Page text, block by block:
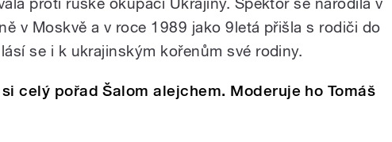
v Moskvě a v roce 1989 jako 9letá přišla s rodiči do
se i k ukrajinským kořenům své rodiny.
celý pořad Šalom alejchem. Moderuje ho Tomáš